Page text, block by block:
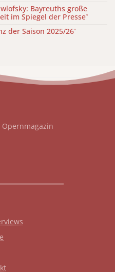
Bayreuths große
im Spiegel der Presse“
der Saison 2025/26“
Opernmagazin